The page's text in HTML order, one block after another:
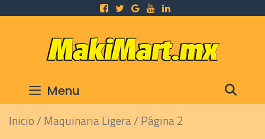
Menu
Inicio/ Maquinaria Ligera/ Página 2